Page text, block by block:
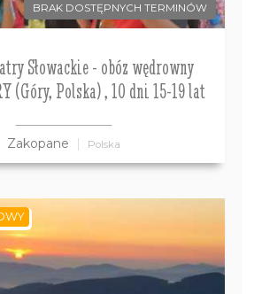
BRAK DOSTĘPNYCH TERMINÓW
Słowackie - obóz wędrowny
(Góry, Polska) , 10 dni 15-19 lat
Zakopane Polska